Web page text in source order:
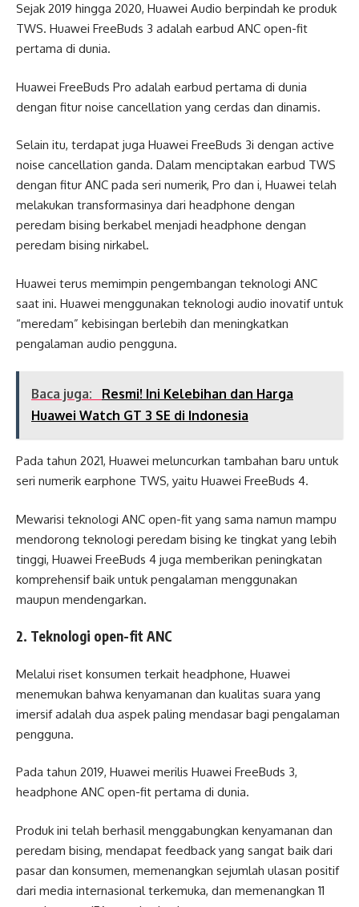
Sejak 2019 hingga 2020, Huawei Audio berpindah ke produk
TWS. Huawei FreeBuds 3 adalah earbud ANC open-fit
pertama di dunia.
Huawei FreeBuds Pro adalah earbud pertama di dunia
dengan fitur noise cancellation yang cerdas dan dinamis.
Selain itu, terdapat juga Huawei FreeBuds 3i dengan active
noise cancellation ganda. Dalam menciptakan earbud TWS
dengan fitur ANC pada seri numerik, Pro dan i, Huawei telah
melakukan transformasinya dari headphone dengan
peredam bising berkabel menjadi headphone dengan
peredam bising nirkabel.
Huawei terus memimpin pengembangan teknologi ANC
saat ini. Huawei menggunakan teknologi audio inovatif untuk
“meredam” kebisingan berlebih dan meningkatkan
pengalaman audio pengguna.
Baca juga:
Resmi! Ini Kelebihan dan Harga
Huawei Watch GT 3 SE di Indonesia
Pada tahun 2021, Huawei meluncurkan tambahan baru untuk
seri numerik earphone TWS, yaitu Huawei FreeBuds 4.
Mewarisi teknologi ANC open-fit yang sama namun mampu
mendorong teknologi peredam bising ke tingkat yang lebih
tinggi, Huawei FreeBuds 4 juga memberikan peningkatan
komprehensif baik untuk pengalaman menggunakan
maupun mendengarkan.
2. Teknologi open-fit ANC
Melalui riset konsumen terkait headphone, Huawei
menemukan bahwa kenyamanan dan kualitas suara yang
imersif adalah dua aspek paling mendasar bagi pengalaman
pengguna.
Pada tahun 2019, Huawei merilis Huawei FreeBuds 3,
headphone ANC open-fit pertama di dunia.
Produk ini telah berhasil menggabungkan kenyamanan dan
peredam bising, mendapat feedback yang sangat baik dari
pasar dan konsumen, memenangkan sejumlah ulasan positif
dari media internasional terkemuka, dan memenangkan 11